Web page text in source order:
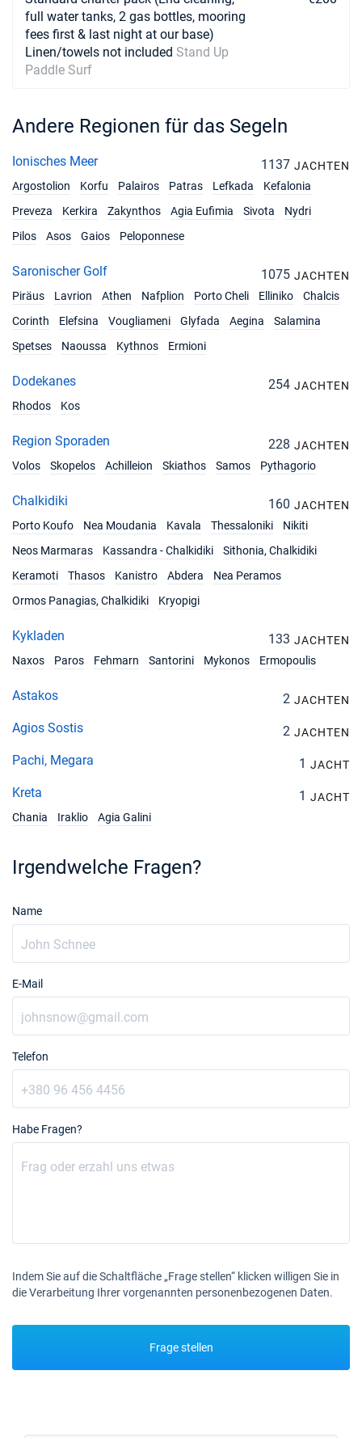
full water tanks, 2 gas bottles, mooring
fees first & last night at our base)
Linen/towels not included Stand Up
Paddle Surf
Andere Regionen für das Segeln
Ionisches Meer 1137 JACHTEN
Argostolion
Korfu Palairos Patras Lefkada
Kefalonia
Preveza
Kerkira Zakynthos Agia Eufimia Sivota
Nydri
Pilos
Asos Gaios Peloponnese
Saronischer Golf 1075 JACHTEN
Piräus
Lavrion Athen Nafplion Porto Cheli Elliniko
Chalcis
Corinth
Elefsina Vougliameni Glyfada Aegina
Salamina
Spetses
Naoussa Kythnos Ermioni
Dodekanes 254 JACHTEN
Rhodos
Kos
Region Sporaden 228 JACHTEN
Volos
Skopelos Achilleion Skiathos Samos Pythagorio
Chalkidiki 160 JACHTEN
Porto Koufo
Nea Moudania Kavala Thessaloniki
Nikiti
Neos Marmaras
Kassandra - Chalkidiki
Sithonia, Chalkidiki
Keramoti
Thasos Kanistro Abdera
Nea Peramos
Ormos Panagias, Chalkidiki
Kryopigi
Kykladen 133 JACHTEN
Naxos
Paros Fehmarn Santorini Mykonos Ermopoulis
Astakos 2 JACHTEN
Agios Sostis 2 JACHTEN
Pachi, Megara 1 JACHT
Kreta 1 JACHT
Chania
Iraklio Agia Galini
Irgendwelche Fragen?
Name
E-Mail
Telefon
Habe Fragen?
Indem Sie auf die Schaltfläche „Frage stellen“ klicken willigen Sie in
die Verarbeitung Ihrer vorgenannten personenbezogenen Daten.
Frage stellen